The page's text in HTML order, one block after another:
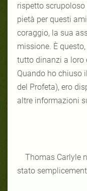
rispetto
pietà per questi
coraggio, la sua
missione. È
tutto dinanzi a loro
Quando ho chiuso
del Profeta), ero
altre informazioni
Thomas Carlyle
stato